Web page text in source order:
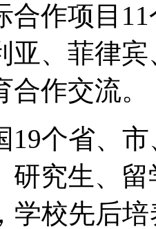
合作项目
亚、菲律
作交流。
19个省、
研究生、
学校先后